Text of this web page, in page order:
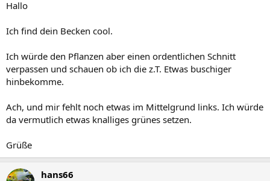
Hallo
Ich find dein Becken cool.
Ich würde den Pflanzen aber einen ordentlichen Schnitt
verpassen und schauen ob ich die z.T. Etwas buschiger
hinbekomme.
Ach, und mir fehlt noch etwas im Mittelgrund links. Ich würde
da vermutlich etwas knalliges grünes setzen.
Grüße
hans66